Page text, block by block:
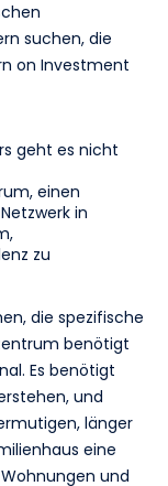
suchen, die
on Investment
geht es nicht
einen
in
zu
die spezifische
benötigt
Es benötigt
und
länger
eine
und